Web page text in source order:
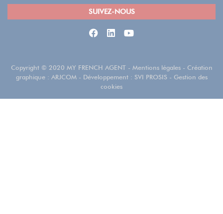
SUIVEZ-NOUS
Copyright © 2020 MY FRENCH AGENT - Mentions légales - Création
graphique : ARJCOM - Développement : SVI PROSIS - Gestion des
cookies